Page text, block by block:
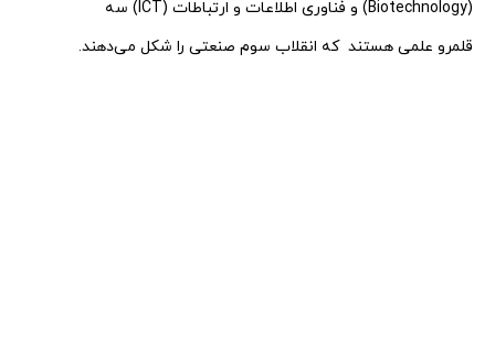
(Biotechnology) و فناوری اطلاعات و ارتباطات (ICT) سه
قلمرو علمی هستندکه انقلاب سوم صنعتی را شکل می‌دهند.